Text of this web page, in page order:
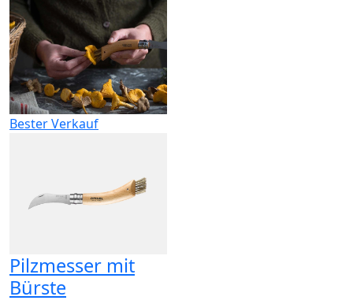
Bester Verkauf
Pilzmesser mit
Bürste